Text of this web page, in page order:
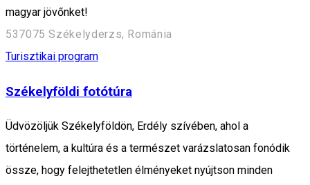
magyar jövőnket!
537075 Székelyderzs, Románia
Turisztikai program
Székelyföldi fotótúra
Üdvözöljük Székelyföldön, Erdély szívében, ahol a
történelem, a kultúra és a természet varázslatosan fonódik
össze, hogy felejthetetlen élményeket nyújtson minden